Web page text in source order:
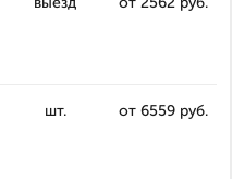
шт. от 6559 руб.